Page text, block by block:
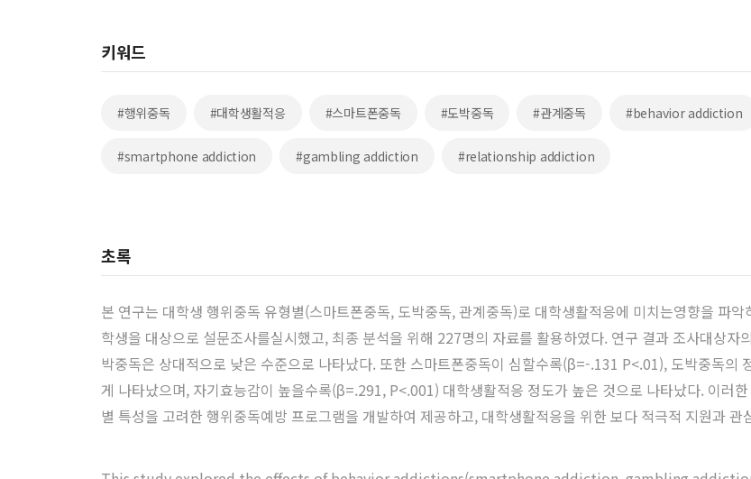
키워드
#행위중독 #대학생활적응 #스마트폰중독 #도박중독 #관계중독 #behavior addiction
#smartphone addiction #gambling addiction #relationship addiction
초록
본 연구는 대학생 행위중독 유형별(스마트폰중독, 도박중독, 관계중독)로 대학생활적응에 미치는영향을 파
학생을 대상으로 설문조사를실시했고, 최종 분석을 위해 227명의 자료를 활용하였다. 연구 결과 조사대상
박중독은 상대적으로 낮은 수준으로 나타났다. 또한 스마트폰중독이 심할수록(β=-.131 P<.01), 도박중독
게 나타났으며, 자기효능감이 높을수록(β=.291, P<.001) 대학생활적응 정도가 높은 것으로 나타났다. 이러
별 특성을 고려한 행위중독예방 프로그램을 개발하여 제공하고, 대학생활적응을 위한 보다 적극적 지원과 관